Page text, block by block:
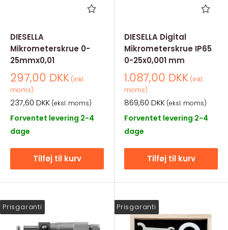
DIESELLA
Mikrometerskrue 0-
25mmx0,01
Salgspris
297,00 DKK (inkl.
moms)
Salgspris
237,60 DKK (eksl. moms)
Forventet levering 2-4
dage
Tilføj til kurv
DIESELLA Digital
Mikrometerskrue IP65
0-25x0,001 mm
Salgspris
1.087,00 DKK (inkl.
moms)
Salgspris
869,60 DKK (eksl. moms)
Forventet levering 2-4
dage
Tilføj til kurv
Prisgaranti Prisgaranti